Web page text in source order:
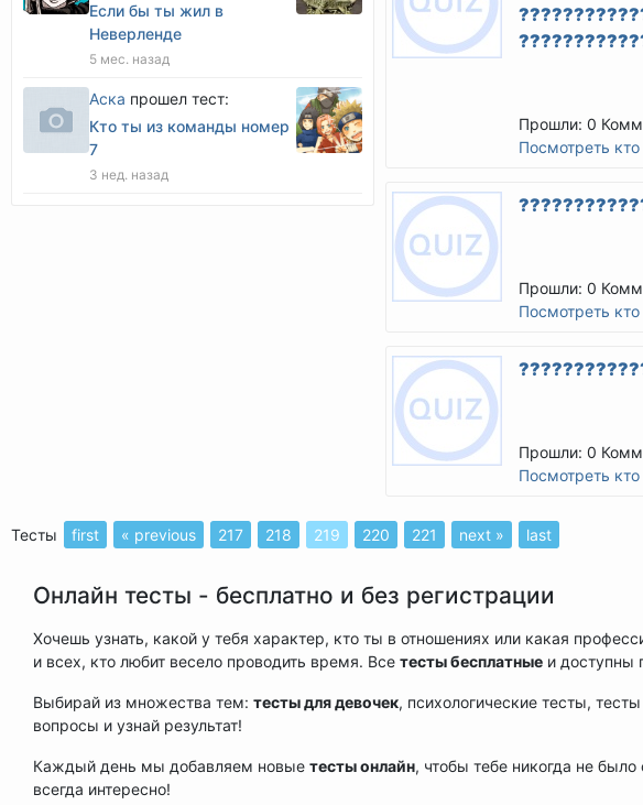
Прошли: 0
Посмотреть
Прошли: 0
Посмотреть
Прошли: 0
Посмотреть
Если бы ты жил в
Неверленде
5 мес. назад
Аска прошел тест:
Кто ты из команды номер
7
3 нед. назад
Тесты first « previous 217 218 219 220 221 next » last
Онлайн тесты - бесплатно и без регистрации
Хочешь узнать, какой у тебя характер, кто ты в отношениях или какая
и всех, кто любит весело проводить время. Все тесты бесплатные и доступны
Выбирай из множества тем: тесты для девочек, психологические тесты,
вопросы и узнай результат!
Каждый день мы добавляем новые тесты онлайн, чтобы тебе никогда не
всегда интересно!